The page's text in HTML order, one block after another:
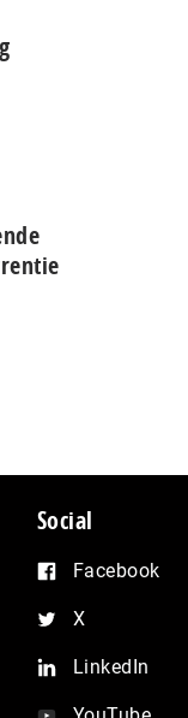
Social
Facebook
X
LinkedIn